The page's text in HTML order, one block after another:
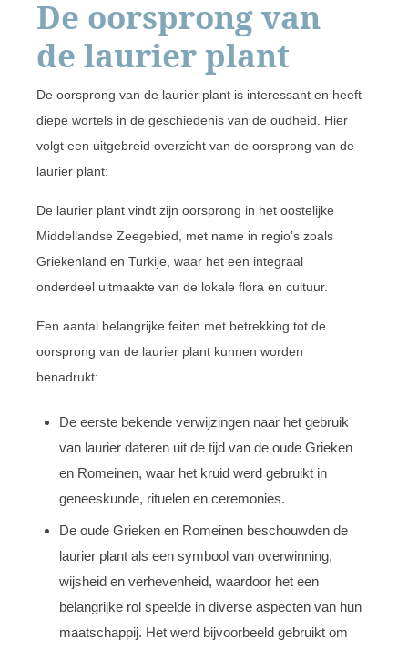
De oorsprong van
de laurier plant
De oorsprong van de laurier plant is interessant en heeft
diepe wortels in de geschiedenis van de oudheid. Hier
volgt een uitgebreid overzicht van de oorsprong van de
laurier plant:
De laurier plant vindt zijn oorsprong in het oostelijke
Middellandse Zeegebied, met name in regio’s zoals
Griekenland en Turkije, waar het een integraal
onderdeel uitmaakte van de lokale flora en cultuur.
Een aantal belangrijke feiten met betrekking tot de
oorsprong van de laurier plant kunnen worden
benadrukt:
De eerste bekende verwijzingen naar het gebruik
van laurier dateren uit de tijd van de oude Grieken
en Romeinen, waar het kruid werd gebruikt in
geneeskunde, rituelen en ceremonies.
De oude Grieken en Romeinen beschouwden de
laurier plant als een symbool van overwinning,
wijsheid en verhevenheid, waardoor het een
belangrijke rol speelde in diverse aspecten van hun
maatschappij. Het werd bijvoorbeeld gebruikt om